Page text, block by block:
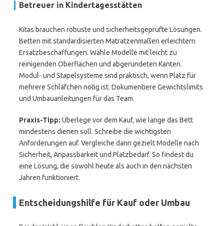
Betreuer in Kindertagesstätten
Kitas brauchen robuste und sicherheitsgeprüfte Lösungen.
Betten mit standardisierten Matratzenmaßen erleichtern
Ersatzbeschaffungen. Wähle Modelle mit leicht zu
reinigenden Oberflächen und abgerundeten Kanten.
Modul- und Stapelsysteme sind praktisch, wenn Platz für
mehrere Schläfchen nötig ist. Dokumentiere Gewichtslimits
und Umbauanleitungen für das Team.
Praxis-Tipp: Überlege vor dem Kauf, wie lange das Bett
mindestens dienen soll. Schreibe die wichtigsten
Anforderungen auf. Vergleiche dann gezielt Modelle nach
Sicherheit, Anpassbarkeit und Platzbedarf. So findest du
eine Lösung, die sowohl heute als auch in den nächsten
Jahren funktioniert.
Entscheidungshilfe für Kauf oder Umbau